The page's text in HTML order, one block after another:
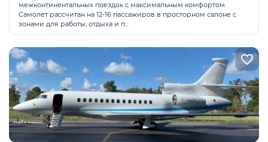
межконтинентальных поездок с максимальным комфортом.
Самолет рассчитан на 12-16 пассажиров в просторном салоне с
зонами для работы, отдыха и п...